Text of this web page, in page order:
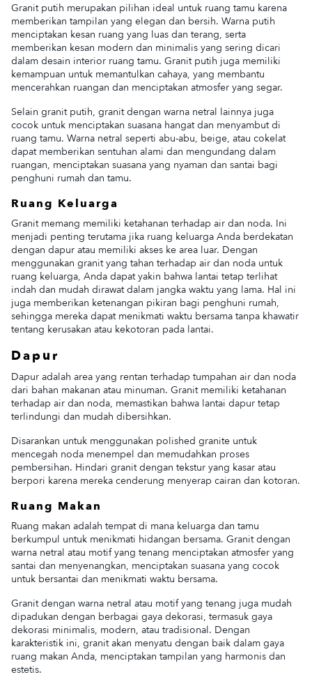
Granit putih merupakan pilihan ideal untuk ruang tamu karena
memberikan tampilan yang elegan dan bersih. Warna putih
menciptakan kesan ruang yang luas dan terang, serta
memberikan kesan modern dan minimalis yang sering dicari
dalam desain interior ruang tamu. Granit putih juga memiliki
kemampuan untuk memantulkan cahaya, yang membantu
mencerahkan ruangan dan menciptakan atmosfer yang segar.
Selain granit putih, granit dengan warna netral lainnya juga
cocok untuk menciptakan suasana hangat dan menyambut di
ruang tamu. Warna netral seperti abu-abu, beige, atau cokelat
dapat memberikan sentuhan alami dan mengundang dalam
ruangan, menciptakan suasana yang nyaman dan santai bagi
penghuni rumah dan tamu.
Ruang Keluarga
Granit memang memiliki ketahanan terhadap air dan noda. Ini
menjadi penting terutama jika ruang keluarga Anda berdekatan
dengan dapur atau memiliki akses ke area luar. Dengan
menggunakan granit yang tahan terhadap air dan noda untuk
ruang keluarga, Anda dapat yakin bahwa lantai tetap terlihat
indah dan mudah dirawat dalam jangka waktu yang lama. Hal ini
juga memberikan ketenangan pikiran bagi penghuni rumah,
sehingga mereka dapat menikmati waktu bersama tanpa khawatir
tentang kerusakan atau kekotoran pada lantai.
Dapur
Dapur adalah area yang rentan terhadap tumpahan air dan noda
dari bahan makanan atau minuman. Granit memiliki ketahanan
terhadap air dan noda, memastikan bahwa lantai dapur tetap
terlindungi dan mudah dibersihkan.
Disarankan untuk menggunakan polished granite untuk
mencegah noda menempel dan memudahkan proses
pembersihan. Hindari granit dengan tekstur yang kasar atau
berpori karena mereka cenderung menyerap cairan dan kotoran.
Ruang Makan
Ruang makan adalah tempat di mana keluarga dan tamu
berkumpul untuk menikmati hidangan bersama. Granit dengan
warna netral atau motif yang tenang menciptakan atmosfer yang
santai dan menyenangkan, menciptakan suasana yang cocok
untuk bersantai dan menikmati waktu bersama.
Granit dengan warna netral atau motif yang tenang juga mudah
dipadukan dengan berbagai gaya dekorasi, termasuk gaya
dekorasi minimalis, modern, atau tradisional. Dengan
karakteristik ini, granit akan menyatu dengan baik dalam gaya
ruang makan Anda, menciptakan tampilan yang harmonis dan
estetis.